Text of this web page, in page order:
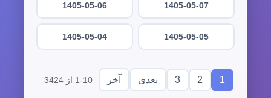
1405-05-07
1405-05-06
1405-05-05
1405-05-04
1
2
3 بعدی آخر 1-10 از 3424